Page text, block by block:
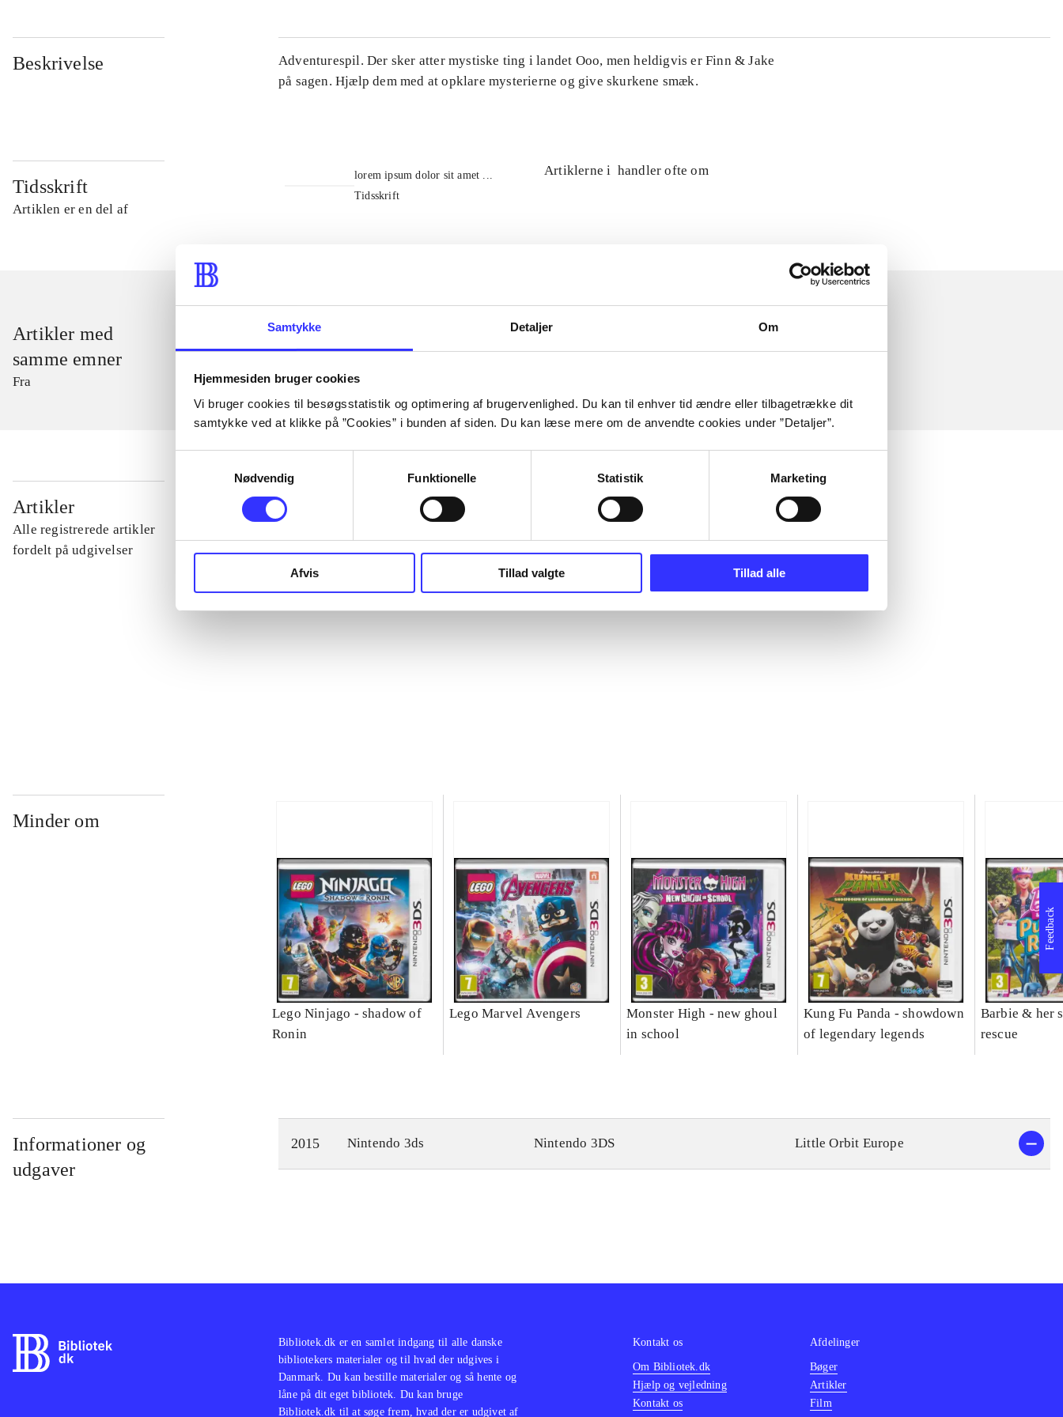
Samtykke Detaljer Om
Hjemmesiden bruger cookies
Vi bruger cookies til besøgsstatistik og optimering af brugervenlighed. Du kan til enhver tid ændre eller tilbagetrække dit
samtykke ved at klikke på ”Cookies” i bunden af siden. Du kan læse mere om de anvendte cookies under ”Detaljer”.
Nødvendig
Funktionelle Statistik Marketing
Afvis Tillad valgte Tillad alle
Beskrivelse
Adventurespil. Der sker atter mystiske ting i landet Ooo, men heldigvis er Finn & Jake
på sagen. Hjælp dem med at opklare mysterierne og give skurkene smæk.
Tidsskrift
Artiklen er en del af
lorem ipsum dolor sit amet ...
Tidsskrift
Artiklerne i handler ofte om
Artikler med
samme emner
Fra
Artikler
Alle registrerede artikler
fordelt på udgivelser
...
Minder om
Lego Ninjago - shadow of
Ronin
Lego Marvel Avengers
Monster High - new ghoul
in school
Kung Fu Panda - showdown
of legendary legends
Barbie & her
rescue
Informationer og
udgaver
2015 Nintendo 3ds Nintendo 3DS Little Orbit Europe
Feedback
Bibliotek.dk er en samlet indgang til alle danske
bibliotekers materialer og til hvad der udgives i
Danmark. Du kan bestille materialer og så hente og
låne på dit eget bibliotek. Du kan bruge
Bibliotek.dk til at søge frem, hvad der er udgivet af
Kontakt os
Om Bibliotek.dk
Hjælp og vejledning
Kontakt os
Afdelinger
Bøger
Artikler
Film